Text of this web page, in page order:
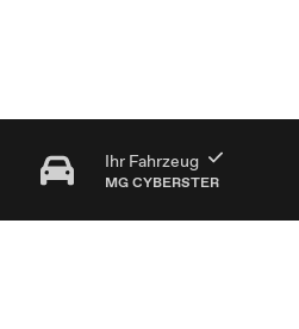
Ihr Fahrzeug
MG CYBERSTER